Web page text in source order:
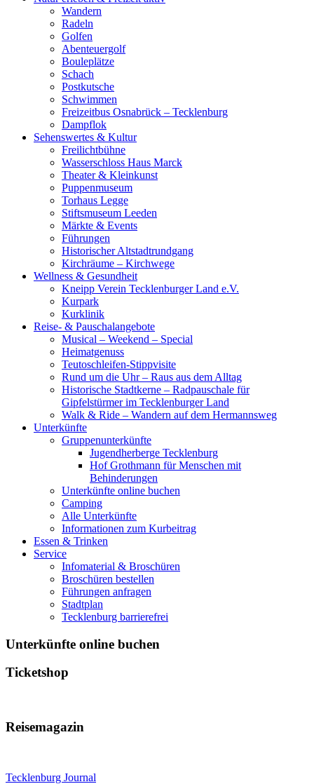
Wandern
Radeln
Golfen
Abenteuergolf
Bouleplätze
Schach
Postkutsche
Schwimmen
Freizeitbus Osnabrück – Tecklenburg
Dampflok
Sehenswertes & Kultur
Freilichtbühne
Wasserschloss Haus Marck
Theater & Kleinkunst
Puppenmuseum
Torhaus Legge
Stiftsmuseum Leeden
Märkte & Events
Führungen
Historischer Altstadtrundgang
Kirchräume – Kirchwege
Wellness & Gesundheit
Kneipp Verein Tecklenburger Land e.V.
Kurpark
Kurklinik
Reise- & Pauschalangebote
Musical – Weekend – Special
Heimatgenuss
Teutoschleifen-Stippvisite
Rund um die Uhr – Raus aus dem Alltag
Historische Stadtkerne – Radpauschale für
Gipfelstürmer im Tecklenburger Land
Walk & Ride – Wandern auf dem Hermannsweg
Unterkünfte
Gruppenunterkünfte
Jugendherberge Tecklenburg
Hof Grothmann für Menschen mit
Behinderungen
Unterkünfte online buchen
Camping
Alle Unterkünfte
Informationen zum Kurbeitrag
Essen & Trinken
Service
Infomaterial & Broschüren
Broschüren bestellen
Führungen anfragen
Stadtplan
Tecklenburg barrierefrei
Unterkünfte online buchen
Ticketshop
Reisemagazin
Tecklenburg Journal